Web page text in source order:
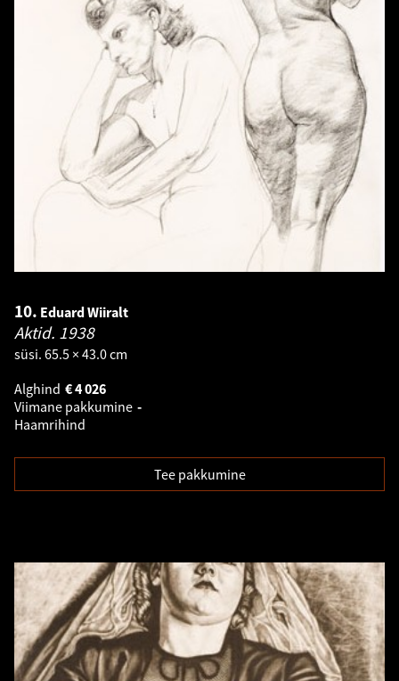
10. Eduard Wiiralt
Aktid. 1938
süsi. 65.5 × 43.0 cm
Alghind
4 026
€
Viimane pakkumine -
Haamrihind
Tee pakkumine